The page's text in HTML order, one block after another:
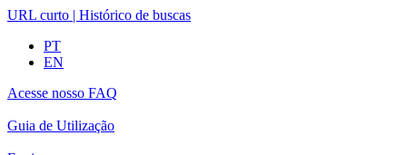
URL curto | Histórico de buscas
PT
EN
Acesse nosso FAQ
Guia de Utilização